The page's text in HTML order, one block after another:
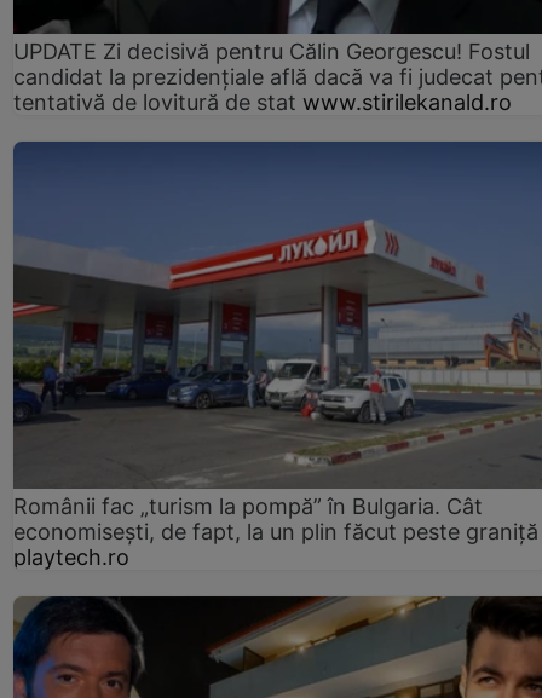
UPDATE Zi decisivă pentru Călin Georgescu! Fostul
candidat la prezidențiale află dacă va fi judecat
tentativă de lovitură de stat www.stirilekanald.ro
Românii fac „turism la pompă” în Bulgaria. Cât
economisești, de fapt, la un plin făcut peste graniță
playtech.ro